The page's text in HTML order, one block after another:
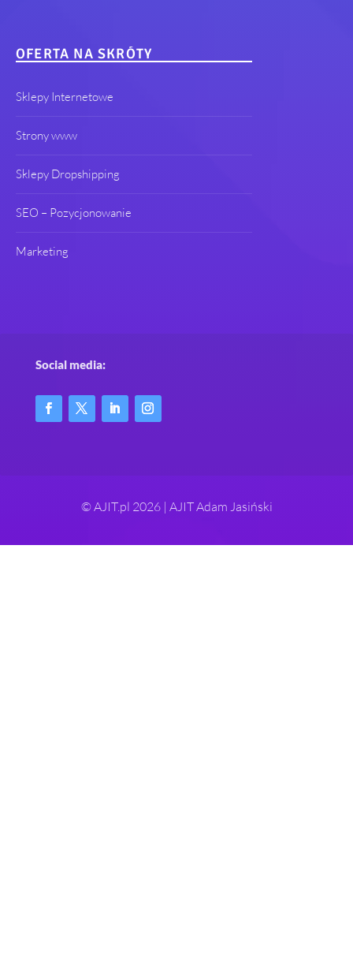
OFERTA NA SKRÓTY
Sklepy Internetowe
Strony www
Sklepy Dropshipping
SEO – Pozycjonowanie
Marketing
Social media:
© AJIT.pl 2026 | AJIT Adam Jasiński